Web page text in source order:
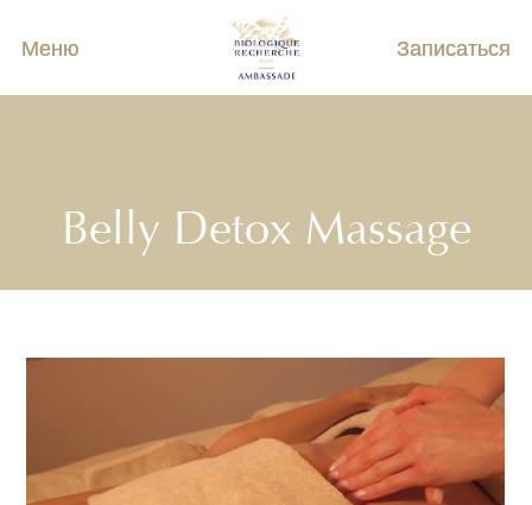
Меню Записаться
Belly Detox Massage